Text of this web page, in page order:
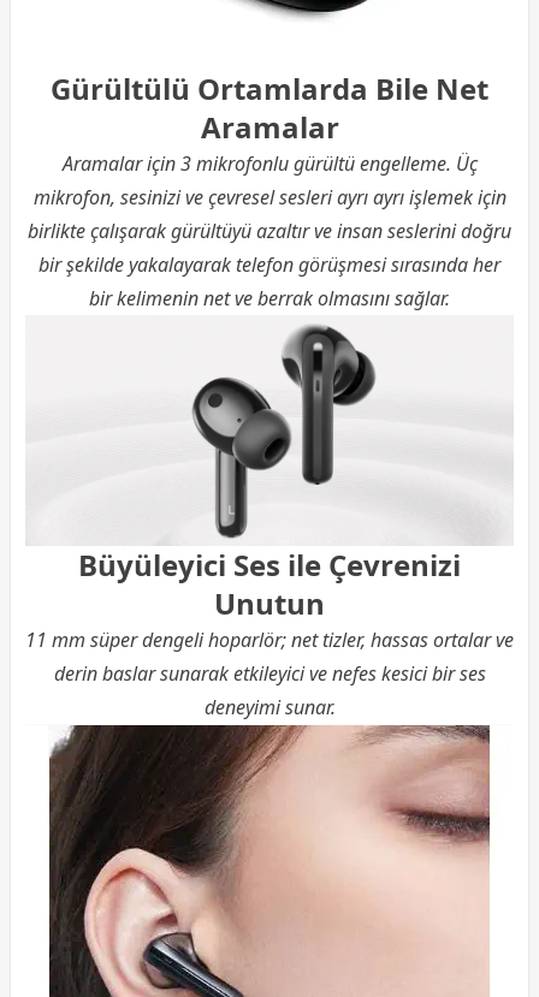
Gürültülü Ortamlarda Bile Net
Aramalar
Aramalar için 3 mikrofonlu gürültü engelleme. Üç
mikrofon, sesinizi ve çevresel sesleri ayrı ayrı işlemek için
birlikte çalışarak gürültüyü azaltır ve insan seslerini doğru
bir şekilde yakalayarak telefon görüşmesi sırasında her
bir kelimenin net ve berrak olmasını sağlar.
Büyüleyici Ses ile Çevrenizi
Unutun
11 mm süper dengeli hoparlör; net tizler, hassas ortalar ve
derin baslar sunarak etkileyici ve nefes kesici bir ses
deneyimi sunar.